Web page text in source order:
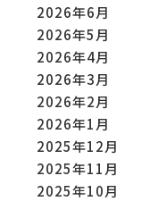
2026年6月
2026年5月
2026年4月
2026年3月
2026年2月
2026年1月
2025年12月
2025年11月
2025年10月